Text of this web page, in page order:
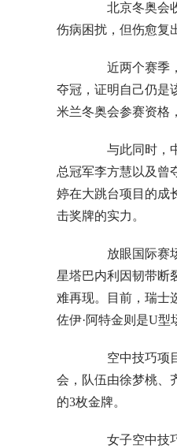
北京冬奥会收
伤病困扰，但伤愈复
近两个赛季，
夺冠，证明自己仍是
米兰冬奥会参赛资格
与此同时，中
总冠军李方慧以及曾
婷在大跳台项目的成
击奖牌的实力。
放眼国际赛场
星塔巴内利因韧带断
难再现。目前，瑞士
佐伊·阿特金则是U型
空中技巧项目
会，队伍由徐梦桃、
的3枚金牌。
女子空中技巧